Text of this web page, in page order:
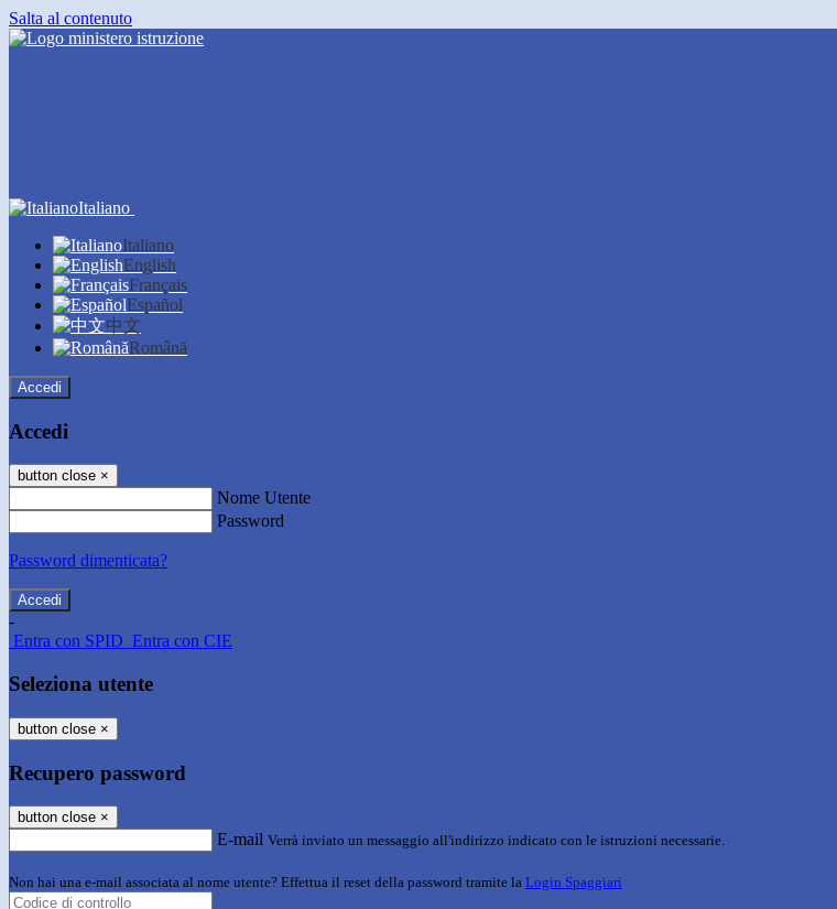
Salta al contenuto
Italiano
Italiano
English
Français
Español
中文
Română
Accedi
Accedi
button close ×
Nome Utente
Password
Password dimenticata?
-
Entra con SPID Entra con CIE
Seleziona utente
button close ×
Recupero password
button close ×
E-mail Verrà inviato un messaggio all'indirizzo indicato con le istruzioni necessarie.
Non hai una e-mail associata al nome utente? Effettua il reset della password tramite la Login Spaggiari